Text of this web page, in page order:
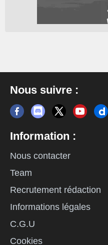
Nous suivre :
Information :
Nous contacter
Team
Recrutement rédaction
Informations légales
C.G.U
Cookies